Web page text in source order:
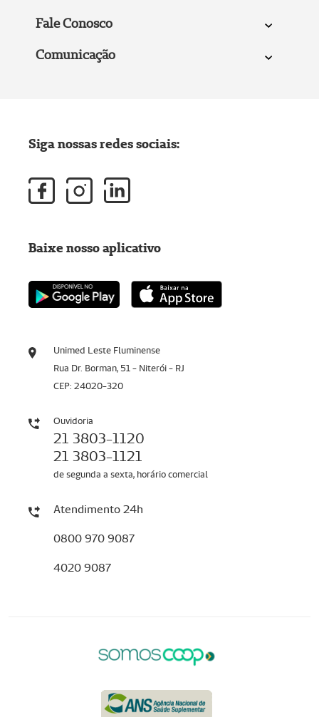
Fale Conosco
Comunicação
Unimed Leste Fluminense
Rua Dr. Borman, 51 - Niterói - RJ
CEP: 24020-320
Ouvidoria
21 3803-1120
21 3803-1121
de segunda a sexta, horário comercial
Atendimento 24h
0800 970 9087
4020 9087
Siga nossas redes sociais:
Baixe nosso aplicativo